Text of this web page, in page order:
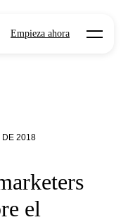
Empieza ahora Open
DE 2018
el